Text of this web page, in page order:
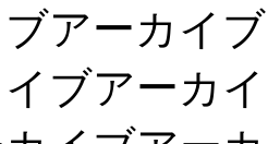
アーカイ
ブアーカ